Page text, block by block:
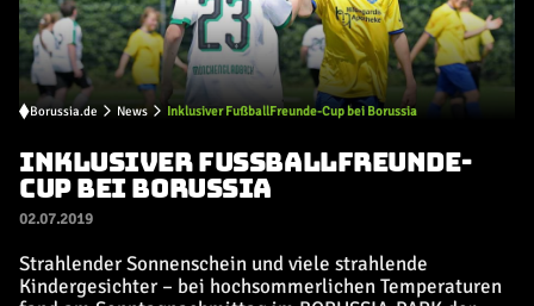
Borussia.de News Inklusiver FußballFreunde-Cup bei Borussia
INKLUSIVER FUSSBALLFREUNDE-C
UP BEI BORUSSIA
02.07.2019
Strahlender Sonnenschein und viele strahlende
Kindergesichter – bei hochsommerlichen Temperaturen